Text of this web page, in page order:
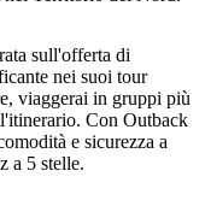
sull'offerta di
nei suoi tour
viaggerai in gruppi più
Con Outback
e sicurezza a
a 5 stelle.